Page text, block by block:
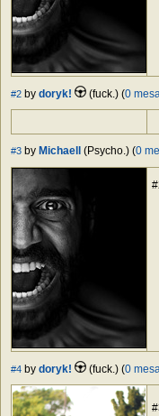
#2 by doryk! (fuck.) (0
#3 by Michaell (Psycho.) (0
#4 by doryk! (fuck.) (0